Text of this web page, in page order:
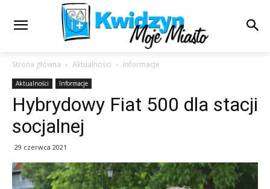
Strona główna Aktualności Informacje
Aktualności Informacje
Hybrydowy Fiat 500 dla stacji
socjalnej
29 czerwca 2021